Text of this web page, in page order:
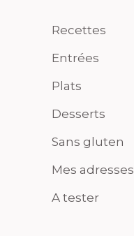
Recettes
Entrées
Plats
Desserts
Sans gluten
Mes adresses
A tester